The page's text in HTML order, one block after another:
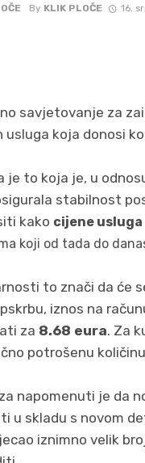
By KLIK PLOČE 16.
savjetovanje za
usluga koja donosi
je to koja je, u
stabilnost
kako cijene usluga
koji od tada do
to znači da će
iznos na
za 8.68 eura. Za
potrošenu
napomenuti je da
u skladu s novom
iznimno velik